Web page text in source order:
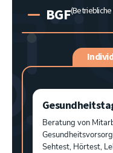
BGF
Beratung von
Sehtest, Hörtest,